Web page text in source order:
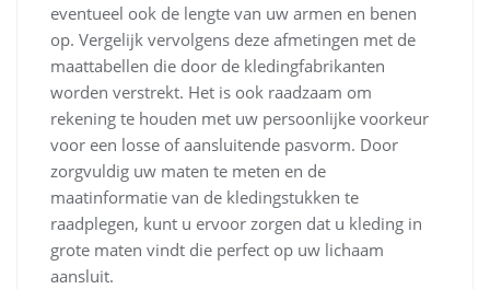
eventueel ook de lengte van uw armen en benen
op. Vergelijk vervolgens deze afmetingen met de
maattabellen die door de kledingfabrikanten
worden verstrekt. Het is ook raadzaam om
rekening te houden met uw persoonlijke voorkeur
voor een losse of aansluitende pasvorm. Door
zorgvuldig uw maten te meten en de
maatinformatie van de kledingstukken te
raadplegen, kunt u ervoor zorgen dat u kleding in
grote maten vindt die perfect op uw lichaam
aansluit.